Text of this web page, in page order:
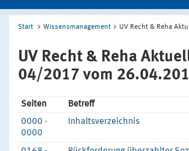
Start Wissensmanagement UV Recht & Reha
UV Recht & Reha
04/2017 vom
Seiten
Betreff
0000 -
0000
Inhaltsverzeichnis